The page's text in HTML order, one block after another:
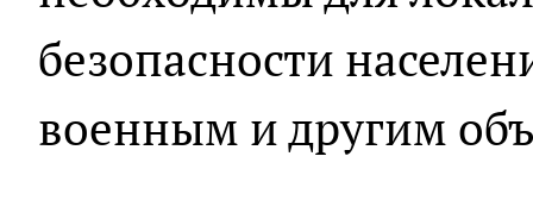
безопасности
военным и другим